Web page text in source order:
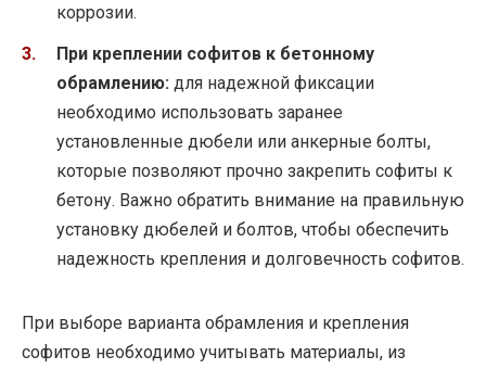
коррозии.
При креплении софитов к бетонному
обрамлению: для надежной фиксации
необходимо использовать заранее
установленные дюбели или анкерные болты,
которые позволяют прочно закрепить софиты к
бетону. Важно обратить внимание на правильную
установку дюбелей и болтов, чтобы обеспечить
надежность крепления и долговечность софитов.
При выборе варианта обрамления и крепления
софитов необходимо учитывать материалы, из